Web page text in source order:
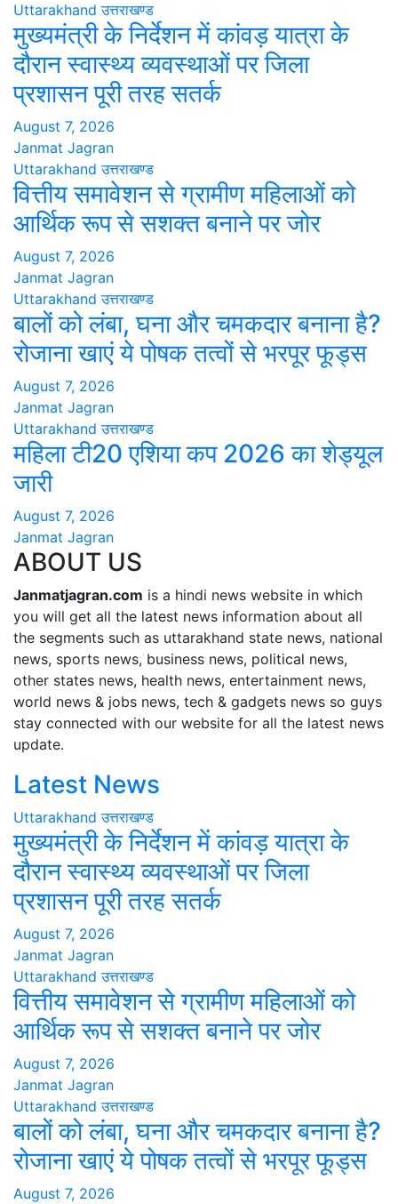
Uttarakhand उत्तराखण्ड
मुख्यमंत्री के निर्देशन में कांवड़ यात्रा के
दौरान स्वास्थ्य व्यवस्थाओं पर जिला
प्रशासन पूरी तरह सतर्क
August 7, 2026
Janmat Jagran
Uttarakhand उत्तराखण्ड
वित्तीय समावेशन से ग्रामीण महिलाओं को
आर्थिक रूप से सशक्त बनाने पर जोर
August 7, 2026
Janmat Jagran
Uttarakhand उत्तराखण्ड
बालों को लंबा, घना और चमकदार बनाना है?
रोजाना खाएं ये पोषक तत्वों से भरपूर फूड्स
August 7, 2026
Janmat Jagran
Uttarakhand उत्तराखण्ड
महिला टी20 एशिया कप 2026 का शेड्यूल
जारी
August 7, 2026
Janmat Jagran
ABOUT US
Janmatjagran.com is a hindi news website in which
you will get all the latest news information about all
the segments such as uttarakhand state news, national
news, sports news, business news, political news,
other states news, health news, entertainment news,
world news & jobs news, tech & gadgets news so guys
stay connected with our website for all the latest news
update.
Latest News
Uttarakhand उत्तराखण्ड
मुख्यमंत्री के निर्देशन में कांवड़ यात्रा के
दौरान स्वास्थ्य व्यवस्थाओं पर जिला
प्रशासन पूरी तरह सतर्क
August 7, 2026
Janmat Jagran
Uttarakhand उत्तराखण्ड
वित्तीय समावेशन से ग्रामीण महिलाओं को
आर्थिक रूप से सशक्त बनाने पर जोर
August 7, 2026
Janmat Jagran
Uttarakhand उत्तराखण्ड
बालों को लंबा, घना और चमकदार बनाना है?
रोजाना खाएं ये पोषक तत्वों से भरपूर फूड्स
August 7, 2026